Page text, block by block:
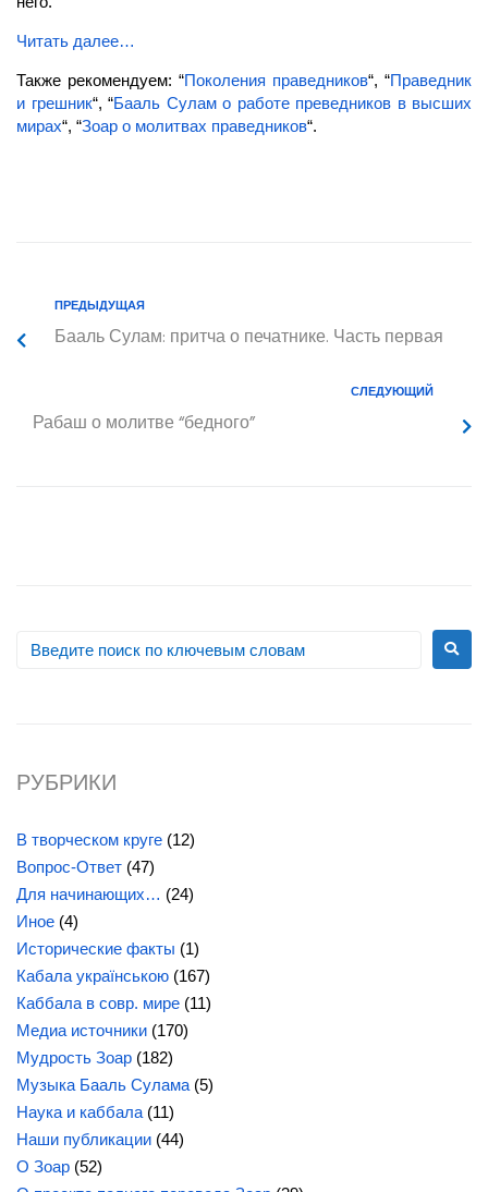
Читать далее…
Также рекомендуем: “Поколения праведников“, “Праведник
и грешник“, “Бааль Сулам о работе преведников в высших
мирах“, “Зоар о молитвах праведников“.
ПРЕДЫДУЩАЯ
Бааль Сулам: притча о печатнике. Часть первая
СЛЕДУЮЩИЙ
Рабаш о молитве “бедного”
РУБРИКИ
В творческом круге (12)
Вопрос-Ответ (47)
Для начинающих… (24)
Иное (4)
Исторические факты (1)
Кабала українською (167)
Каббала в совр. мире (11)
Медиа источники (170)
Мудрость Зоар (182)
Музыка Бааль Сулама (5)
Наука и каббала (11)
Наши публикации (44)
О Зоар (52)